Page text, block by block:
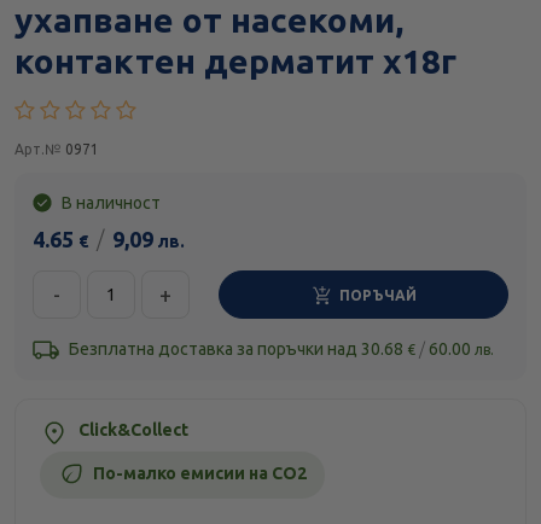
ухапване от насекоми,
контактен дерматит х18г
Арт.№ 0971
В наличност
4.65 € / 9,09 лв.
- + ПОРЪЧАЙ
Безплатна доставка за поръчки над 30.68 € / 60.00 лв.
Click&Collect
По-малко емисии на CO2